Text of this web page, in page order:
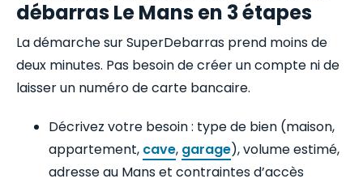
débarras Le Mans en 3 étapes
La démarche sur SuperDebarras prend moins de
deux minutes. Pas besoin de créer un compte ni de
laisser un numéro de carte bancaire.
Décrivez votre besoin : type de bien (maison,
appartement, cave, garage), volume estimé,
adresse au Mans et contraintes d’accès